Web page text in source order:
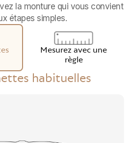
la monture qui vous convient
étapes simples.
Mesurez avec une
règle
habituelles